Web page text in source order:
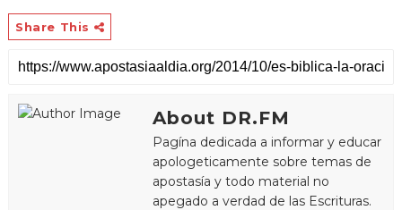
Share This
About DR.FM
Pagína dedicada a informar y educar
apologeticamente sobre temas de
apostasía y todo material no
apegado a verdad de las Escrituras.